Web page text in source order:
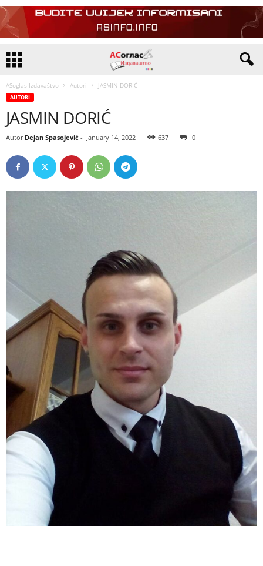
ASoglas Izdavaštvo Autori JASMIN DORIĆ
AUTORI
JASMIN DORIĆ
Autor Dejan Spasojević - January 14, 2022 637 0